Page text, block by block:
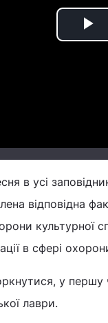
в усі
​​відповідна
культурної
в сфері
у
лаври.